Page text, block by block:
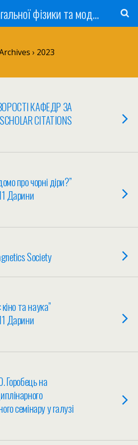
Кафедра загальної фізики та моделювання фізичних процесів
› 2023
КАФЕДР ЗА
CITATIONS
про чорні діри?”
Дарини
Society
та наука”
Дарини
Горобець на
семінару у галузі